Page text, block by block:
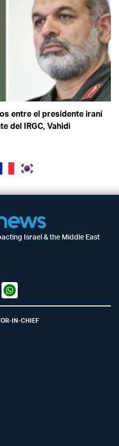
entre el presidente iraní
del IRGC, Vahidi
Israel & the Middle East
Whatsapp
IN-CHIEF